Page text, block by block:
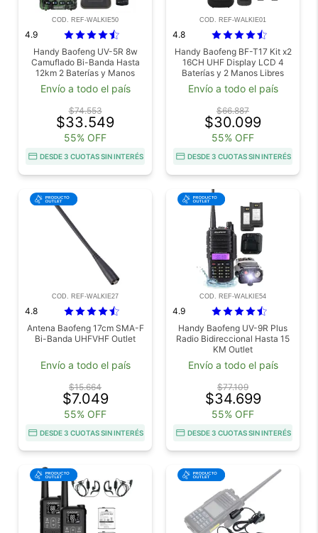
COD. REF-WALKIE50
4.9
Handy Baofeng UV-5R 8w
Camuflado Bi-Banda Hasta
12km 2 Baterías y Manos
Libres Outlet
Envío a todo el país
$74.553
$33.549
55% OFF
DESDE 3 CUOTAS SIN INTERÉS
COD. REF-WALKIE01
4.8
Handy Baofeng BF-T17 Kit x2
16CH UHF Display LCD 4
Baterías y 2 Manos Libres
Outlet
Envío a todo el país
$66.887
$30.099
55% OFF
DESDE 3 CUOTAS SIN INTERÉS
COD. REF-WALKIE27
4.8
Antena Baofeng 17cm SMA-F
Bi-Banda UHFVHF Outlet
Envío a todo el país
$15.664
$7.049
55% OFF
DESDE 3 CUOTAS SIN INTERÉS
COD. REF-WALKIE54
4.9
Handy Baofeng UV-9R Plus
Radio Bidireccional Hasta 15
KM Outlet
Envío a todo el país
$77.109
$34.699
55% OFF
DESDE 3 CUOTAS SIN INTERÉS